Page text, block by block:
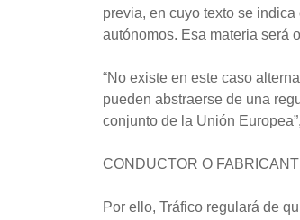
previa, en cuyo texto se
autónomos. Esa materia será
“No existe en este caso
pueden abstraerse de una
conjunto de la Unión
CONDUCTOR O
Por ello, Tráfico regulará de